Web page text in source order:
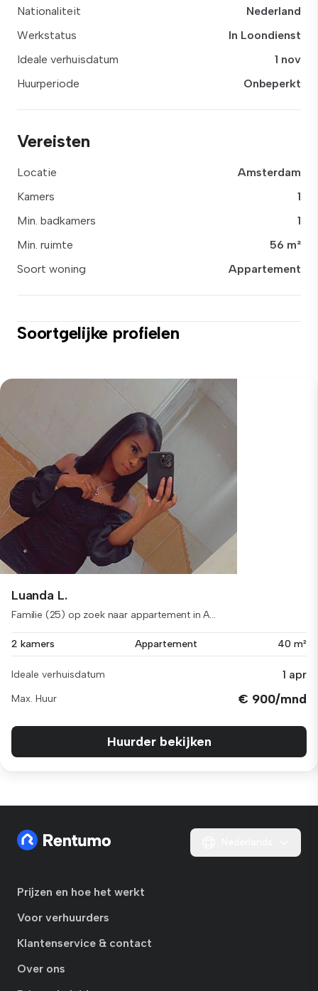
Nationaliteit
Nederland
Werkstatus
In Loondienst
Ideale verhuisdatum
1 nov
Huurperiode
Onbeperkt
Vereisten
Locatie
Amsterdam
Kamers
1
Min. badkamers
1
Min. ruimte
56 m²
Soort woning
Appartement
Soortgelijke profielen
Luanda L.
Familie (25) op zoek naar appartement in A...
2 kamers Appartement 40 m²
Ideale verhuisdatum 1 apr
Max. Huur € 900/mnd
Huurder bekijken
Prijzen en hoe het werkt
Voor verhuurders
Klantenservice & contact
Over ons